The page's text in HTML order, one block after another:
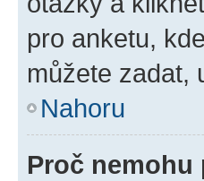
pro anketu,
můžete zadat,
Nahoru
Proč